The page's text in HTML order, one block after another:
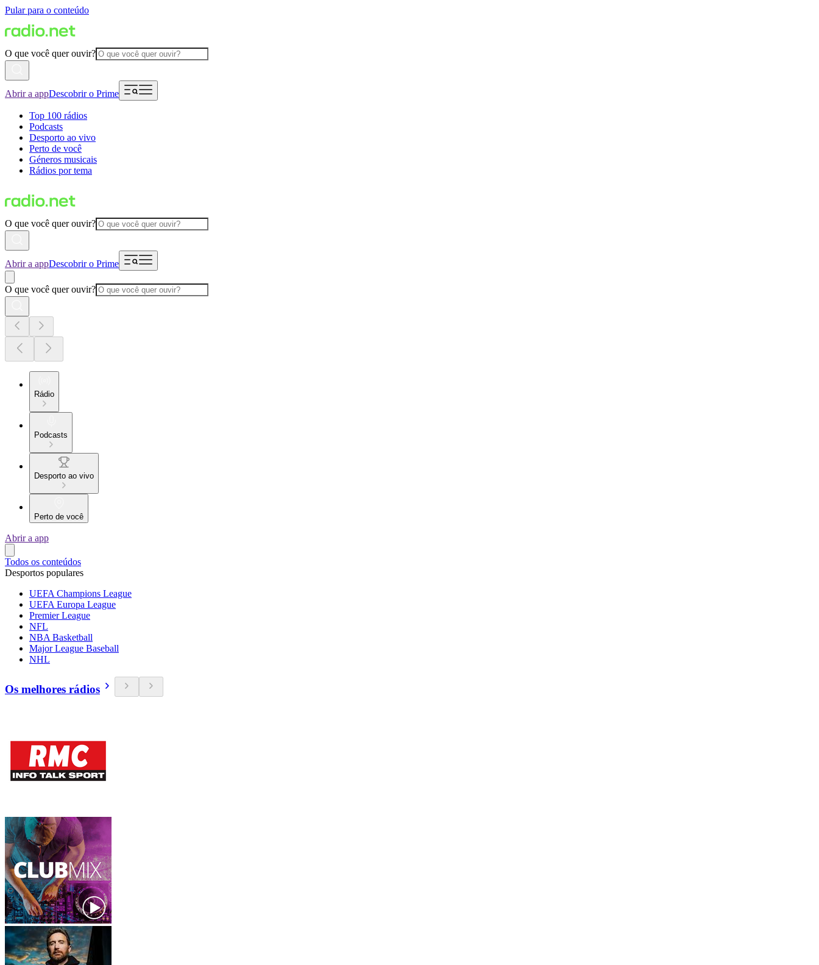
Pular para o conteúdo
O que você quer ouvir?
Abrir a appDescobrir o Prime
Top 100 rádios
Podcasts
Desporto ao vivo
Perto de você
Géneros musicais
Rádios por tema
O que você quer ouvir?
Abrir a appDescobrir o Prime
O que você quer ouvir?
Rádio
Podcasts
Desporto ao vivo
Perto de você
Abrir a app
Todos os conteúdos
Desportos populares
UEFA Champions League
UEFA Europa League
Premier League
NFL
NBA Basketball
Major League Baseball
NHL
Os melhores rádios